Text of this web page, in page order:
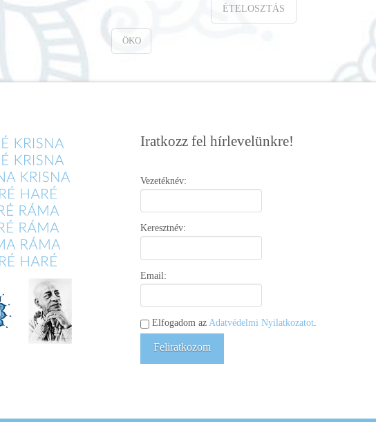
ÉTELOSZTÁS
ÖKO
Iratkozz fel hírlevelünkre!
Vezetéknév:
Keresztnév:
Email:
Elfogadom azAdatvédelmi Nyilatkozatot.
Feliratkozom